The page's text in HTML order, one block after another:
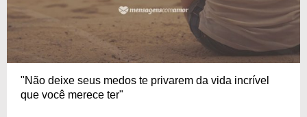
"Não deixe seus medos te privarem da vida incrível
que você merece ter"